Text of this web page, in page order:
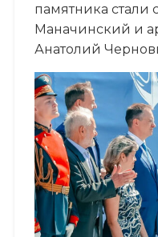
памятника стали
Маначинский и
Анатолий